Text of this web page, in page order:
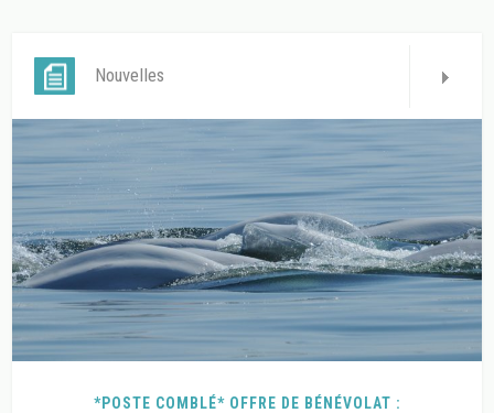
Nouvelles
*POSTE COMBLÉ* OFFRE DE BÉNÉVOLAT :